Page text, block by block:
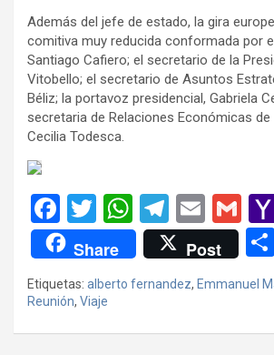
Además del jefe de estado, la gira
comitiva muy reducida conformada por
Santiago Cafiero; el secretario de la
Vitobello; el secretario de Asuntos
Béliz; la portavoz presidencial, Gabriela
secretaria de Relaciones Económicas de
Cecilia Todesca.
F
a
ce
b
o
T
wi
tt
er
W
h
at
s
A
T
el
e
gr
a
E
m
ail
G
m
ail
Share Post
Etiquetas: alberto fernandez, Emmanuel
Reunión, Viaje